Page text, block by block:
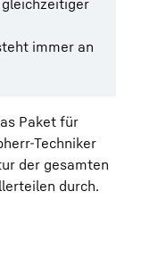
immer an
Paket für
Techniker
der gesamten
durch.